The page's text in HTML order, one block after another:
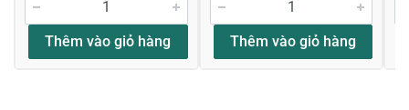
Thêm vào giỏ hàng Thêm vào giỏ hàng